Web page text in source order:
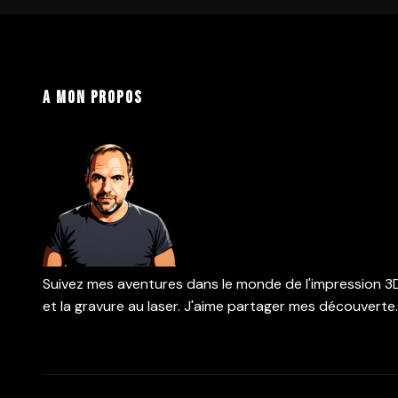
A mon propos
Suivez mes aventures dans le monde de l'impression
et la gravure au laser. J'aime partager mes découverte.